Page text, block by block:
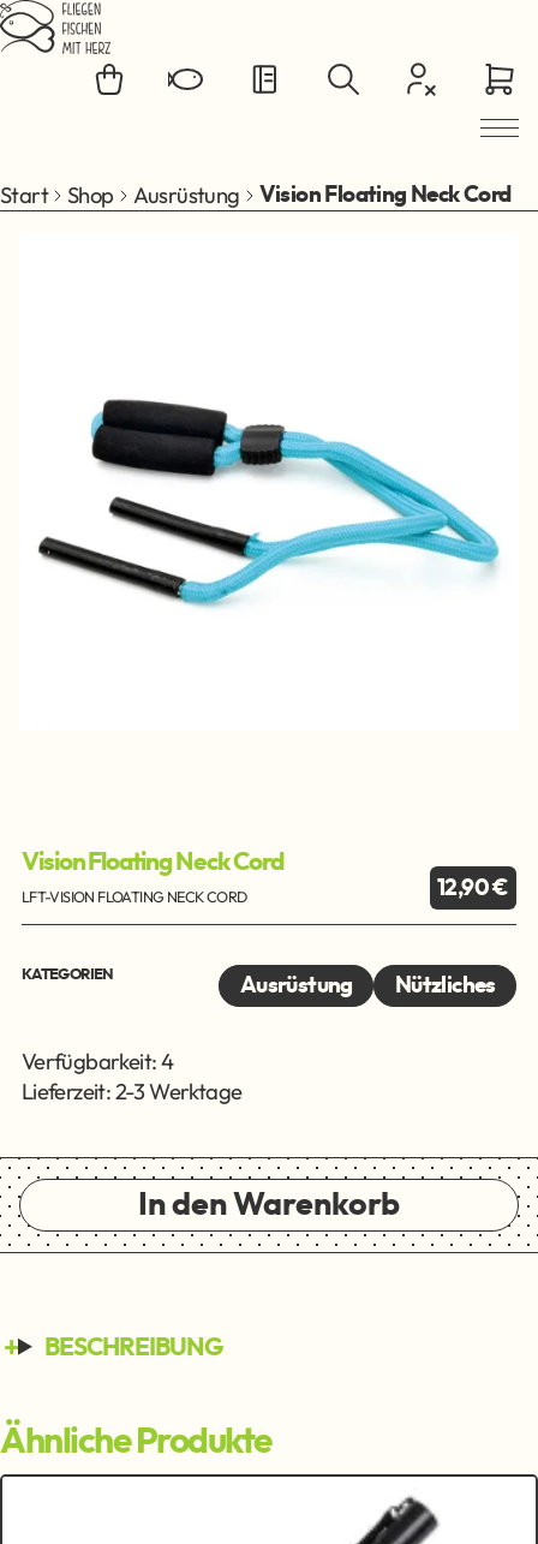
Zum Hauptinhalt springen
Start Shop Ausrüstung Vision Floating Neck Cord
Vision Floating Neck Cord
LFT-VISION FLOATING NECK CORD 12,90 €
KATEGORIEN Ausrüstung Nützliches
Verfügbarkeit: 4
Lieferzeit: 2-3 Werktage
In den Warenkorb
BESCHREIBUNG
Ähnliche Produkte